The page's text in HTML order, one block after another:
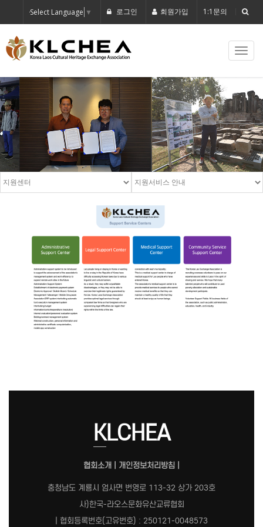
Select Language ▼ 로그인 회원가입 1:1문의
KLCHEA
협회소개 개인정보처리방침
충청남도 계룡시 엄사면 번영로 113-32 상가 203호
사)한국-라오스문화유산교류협회
| 협회등록번호(고유번호) : 250121-0048573